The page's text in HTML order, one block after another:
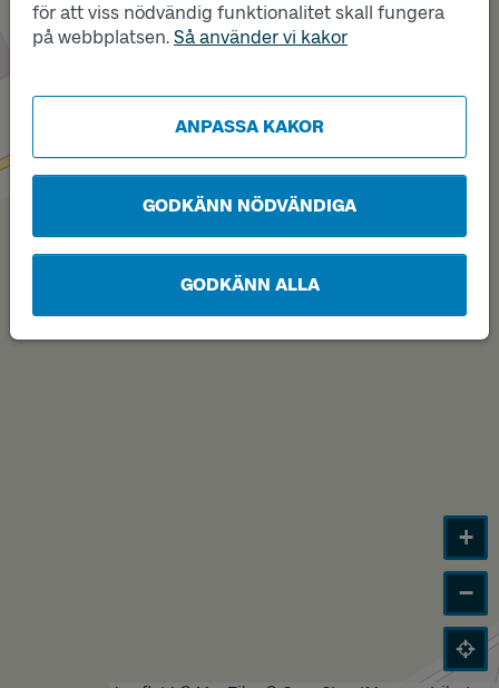
för att viss nödvändig funktionalitet skall fungera
på webbplatsen. Så använder vi kakor
ANPASSA KAKOR
GODKÄNN NÖDVÄNDIGA
GODKÄNN ALLA
Läge
A
+
−